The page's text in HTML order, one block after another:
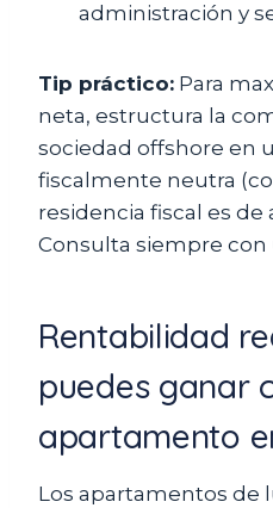
administración y
Tip práctico: Para
neta, estructura la
sociedad offshore en
fiscalmente neutra
residencia fiscal es
Consulta siempre con
Rentabilidad
puedes ganar
apartamento
Los apartamentos de